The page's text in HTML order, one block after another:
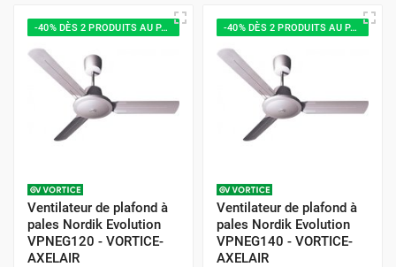
-40% DÈS 2 PRODUITS AU PANIER
Ventilateur de plafond à
pales Nordik Evolution
VPNEG120 - VORTICE-
AXELAIR
-40% DÈS 2 PRODUITS AU PANIER
Ventilateur de plafond à
pales Nordik Evolution
VPNEG140 - VORTICE-
AXELAIR